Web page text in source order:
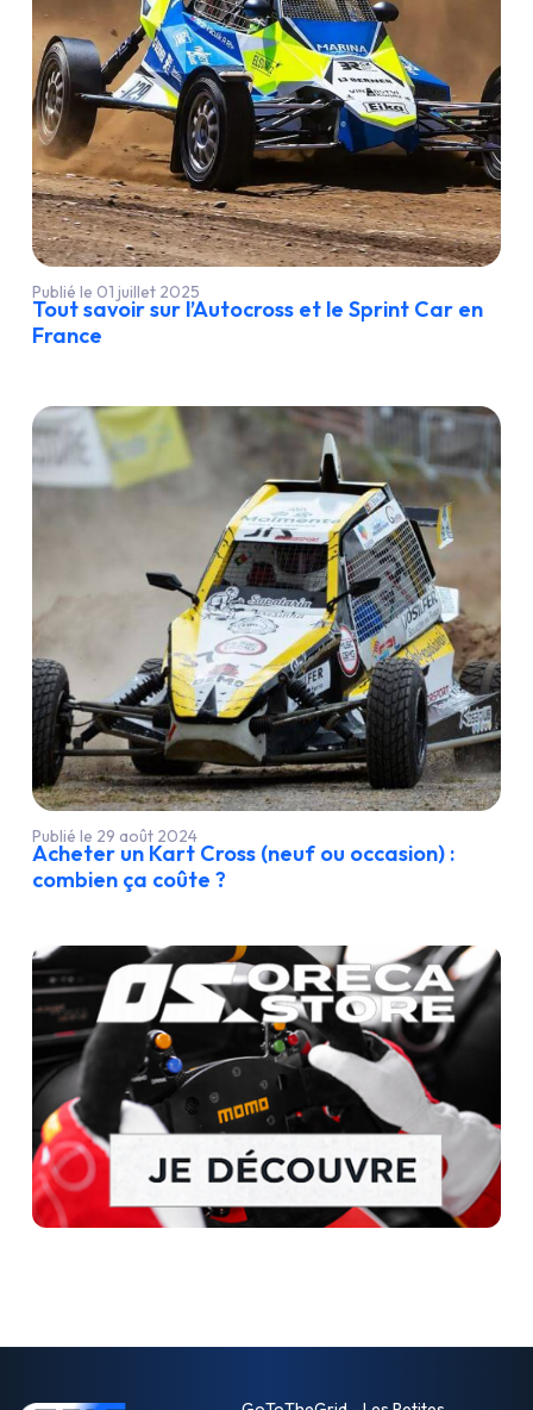
Publié le 01 juillet 2025
Tout savoir sur l’Autocross et le Sprint Car en
France
Publié le 29 août 2024
Acheter un Kart Cross (neuf ou occasion) :
combien ça coûte ?